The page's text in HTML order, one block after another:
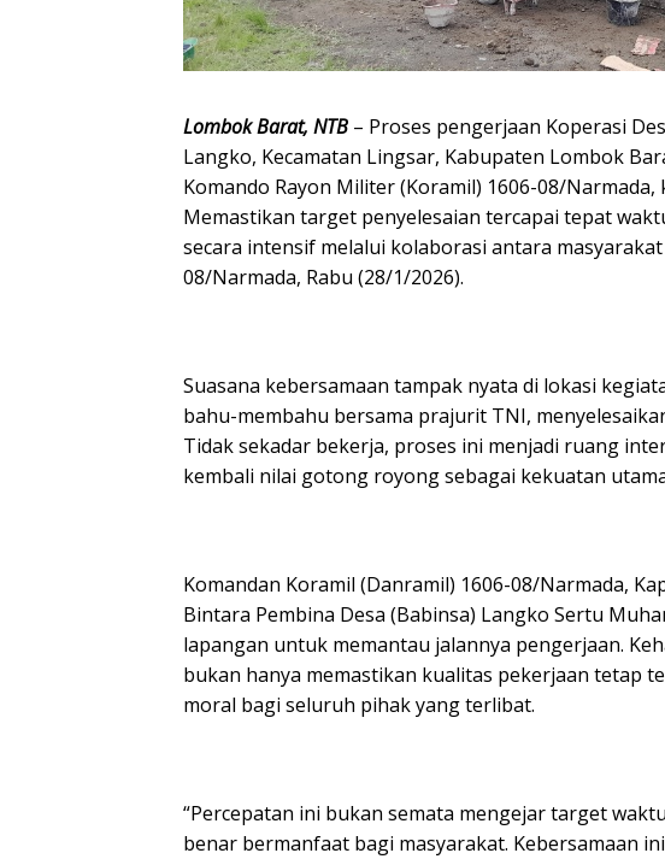
Lombok Barat, NTB – Proses pengerjaan Koperasi
Langko, Kecamatan Lingsar, Kabupaten Lombok
Komando Rayon Militer (Koramil) 1606-08/
Memastikan target penyelesaian tercapai tepat
secara intensif melalui kolaborasi antara
08/Narmada, Rabu (28/1/2026).
Suasana kebersamaan tampak nyata di lokasi
bahu-membahu bersama prajurit TNI,
Tidak sekadar bekerja, proses ini menjadi ruang
kembali nilai gotong royong sebagai kekuatan
Komandan Koramil (Danramil) 1606-08/Narmada,
Bintara Pembina Desa (Babinsa) Langko Sertu
lapangan untuk memantau jalannya pengerjaan.
bukan hanya memastikan kualitas pekerjaan tetap
moral bagi seluruh pihak yang terlibat.
“Percepatan ini bukan semata mengejar target
benar bermanfaat bagi masyarakat. Kebersamaan